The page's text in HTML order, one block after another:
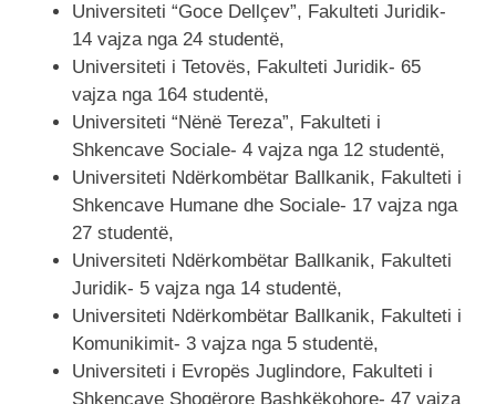
Universiteti “Goce Dellçev”, Fakulteti Juridik-
14 vajza nga 24 studentë,
Universiteti i Tetovës, Fakulteti Juridik- 65
vajza nga 164 studentë,
Universiteti “Nënë Tereza”, Fakulteti i
Shkencave Sociale- 4 vajza nga 12 studentë,
Universiteti Ndërkombëtar Ballkanik, Fakulteti i
Shkencave Humane dhe Sociale- 17 vajza nga
27 studentë,
Universiteti Ndërkombëtar Ballkanik, Fakulteti
Juridik- 5 vajza nga 14 studentë,
Universiteti Ndërkombëtar Ballkanik, Fakulteti i
Komunikimit- 3 vajza nga 5 studentë,
Universiteti i Evropës Juglindore, Fakulteti i
Shkencave Shoqërore Bashkëkohore- 47 vajza